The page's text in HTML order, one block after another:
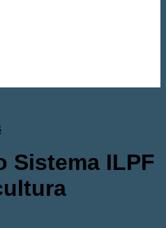
Sistema ILPF